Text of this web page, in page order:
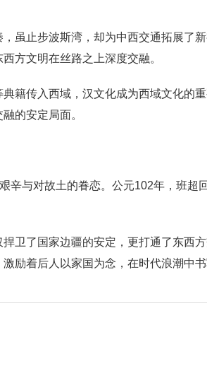
，虽止步波斯湾，却为中西交通拓展了
方文明在丝路之上深度交融。
籍传入西域，汉文化成为西域文化的
的安定局面。
辛与对故土的眷恋。公元102年，班超
卫了国家边疆的安定，更打通了东西
励着后人以家国为念，在时代浪潮中